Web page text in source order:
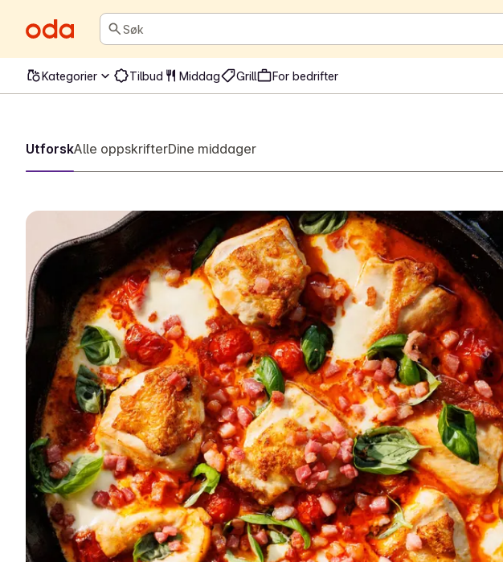
Søk
Kategorier Tilbud Middag Grill For bedrifter
Hjem
UtforskAlle oppskrifterDine middager